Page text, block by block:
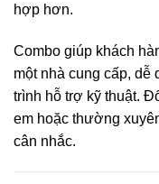
hợp hơn.
Combo giúp khách
một nhà cung cấp, dễ
trình hỗ trợ kỹ thuật.
em hoặc thường
cân nhắc.